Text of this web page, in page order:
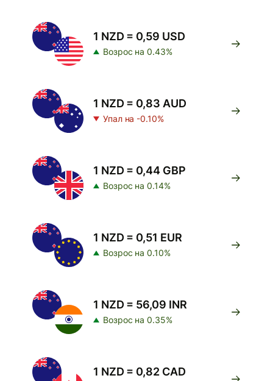
1 NZD = 0,59 USD
Возрос на 0.43%
1 NZD = 0,83 AUD
Упал на -0.10%
1 NZD = 0,44 GBP
Возрос на 0.14%
1 NZD = 0,51 EUR
Возрос на 0.10%
1 NZD = 56,09 INR
Возрос на 0.35%
1 NZD = 0,82 CAD